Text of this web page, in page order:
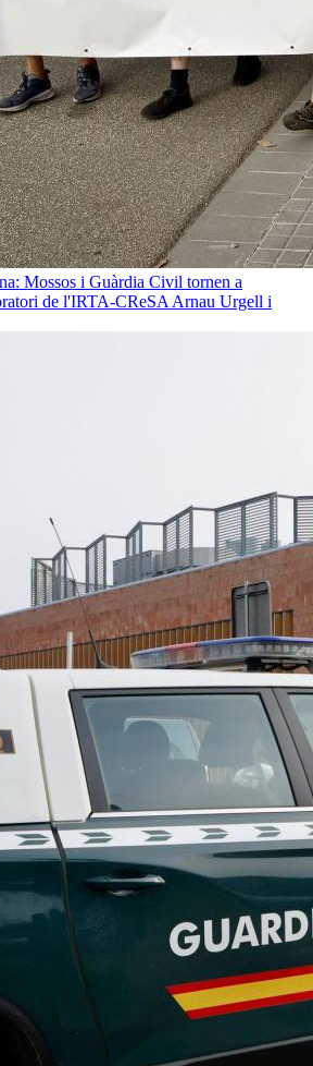
Mossos i Guàrdia Civil tornen a
de l'IRTA-CReSA Arnau Urgell i